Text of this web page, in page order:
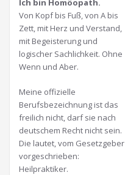
Ich bin Homöopath.
Von Kopf bis Fuß, von A bis
Zett, mit Herz und Verstand,
mit Begeisterung und
logischer Sachlichkeit. Ohne
Wenn und Aber.
Meine offizielle
Berufsbezeichnung ist das
freilich nicht, darf sie nach
deutschem Recht nicht sein.
Die lautet, vom Gesetzgeber
vorgeschrieben:
Heilpraktiker.